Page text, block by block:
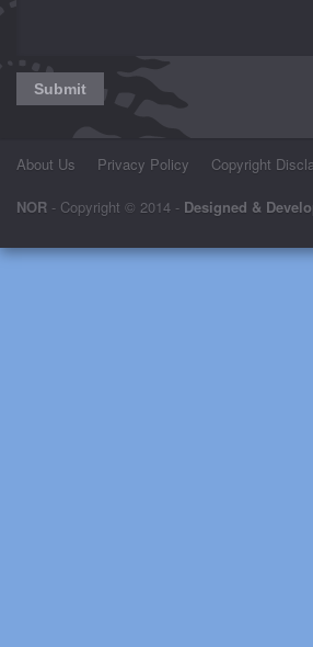
About Us Privacy Policy Copyright
NOR - Copyright © 2014 - Designed &